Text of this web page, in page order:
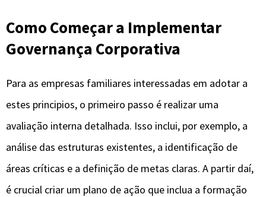
Como Começar a Implementar
Governança Corporativa
Para as empresas familiares interessadas em adotar a
estes principios, o primeiro passo é realizar uma
avaliação interna detalhada. Isso inclui, por exemplo, a
análise das estruturas existentes, a identificação de
áreas críticas e a definição de metas claras. A partir daí,
é crucial criar um plano de ação que inclua a formação